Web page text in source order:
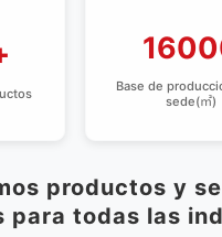
Base de
sede(㎡)
productos y
para todas las